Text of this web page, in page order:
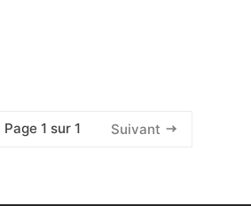
Page 1 sur 1 Suivant